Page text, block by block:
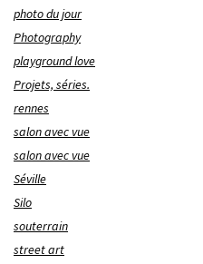
photo du jour
Photography
playground love
Projets, séries.
rennes
salon avec vue
salon avec vue
Séville
Silo
souterrain
street art